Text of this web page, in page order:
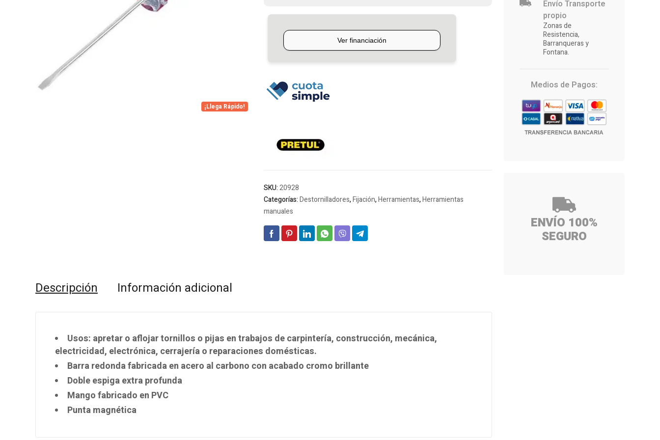
¡Llega Rápido!
SKU:20928
Categorías:Destornilladores,Fijación,Herramientas,Herramientas
manuales
Descripción Información adicional
Usos: apretar o aflojar tornillos o pijas en trabajos de carpintería, construcción, mecánica,
electricidad, electrónica, cerrajería o reparaciones domésticas.
Barra redonda fabricada en acero al carbono con acabado cromo brillante
Doble espiga extra profunda
Mango fabricado en PVC
Punta magnética
Envío Transporte
propio
Zonas de
Resistencia,
Barranqueras y
Fontana.
Medios de Pagos:
ENVÍO 100%
SEGURO